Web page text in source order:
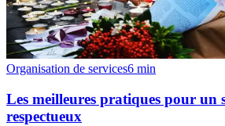
Organisation de services6 min
Les meilleures pratiques pour un
respectueux